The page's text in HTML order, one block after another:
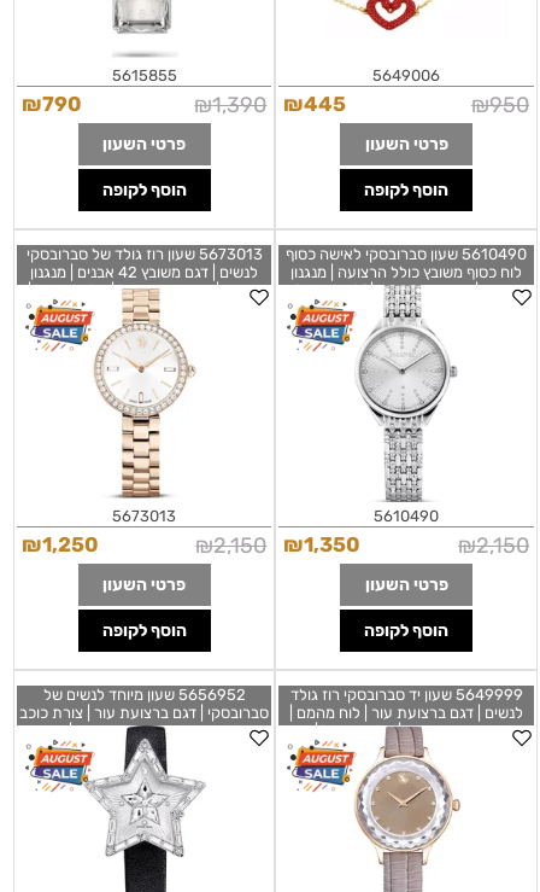
5649006
₪950
₪445
פרטי השעון
הוסף לקופה
5615855
₪1,390
₪790
פרטי השעון
הוסף לקופה
5610490 שעון סברובסקי לאישה כסוף
לוח כסוף משובץ כולל הרצועה | מנגנון
שווצרי | שנתיים אחריות | Swarovski
Attract 5610490 Silver Dial
Women's Quartz Watch
5610490
₪2,150
₪1,350
פרטי השעון
הוסף לקופה
5673013 שעון רוז גולד של סברובסקי
לנשים | דגם משובץ 42 אבנים | מנגנון
שווצרי | שנתיים אחריות | מלאי מוגבל |
שעוני אופנה יוקרתיים לאישה |
Swarovski Certa Watch 5673013
Champagne Gold Tone
5673013
₪2,150
₪1,250
פרטי השעון
הוסף לקופה
5649999 שעון יד סברובסקי רוז גולד
לנשים | דגם ברצועת עור | לוח מהמם |
שנתיים אחריות | מלאי מוגבל |
Swarovski 5649999 Octea Nova
Watch Beige Leather
5656952 שעון מיוחד לנשים של
סברובסקי | דגם ברצועת עור | צורת כוכב
מיוחד משובץ אבני סברובסקי | שעון
אופנתי שווצרי | Symbolica Star
Quartz Crystal Silver Dial Ladies
Watch 5656952 by Swarovski